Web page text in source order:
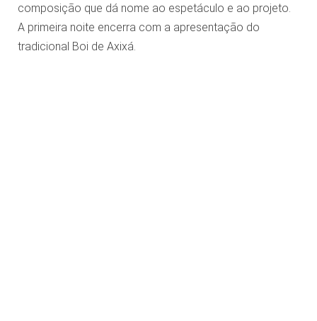
composição que dá nome ao espetáculo e ao projeto.
A primeira noite encerra com a apresentação do
tradicional Boi de Axixá.